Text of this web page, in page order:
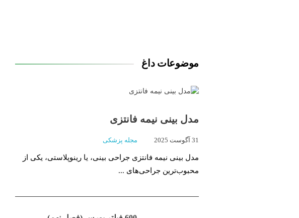
موضوعات داغ
مدل بینی نیمه فانتزی
31 آگوست 2025 مجله پزشکی
مدل بینی نیمه فانتزی جراحی بینی، یا رینوپلاستی، یکی از
محبوب‌ترین جراحی‌های ...